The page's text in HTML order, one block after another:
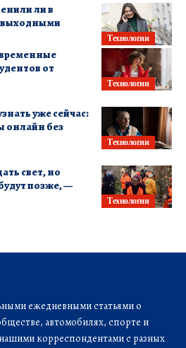
Технологии
ли в
выходными
Технологии
от
Технологии
уже сейчас:
онлайн без
Технологии
свет, но
позже, —
ежедневными статьями о
автомобилях, спорте и
корреспондентами с разных